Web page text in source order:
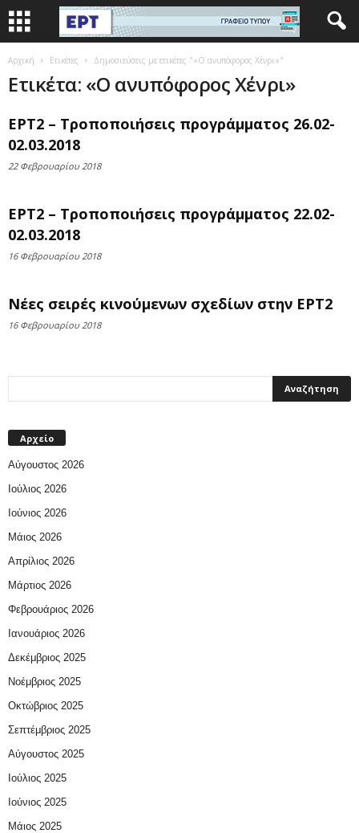
Αρχική Ετικέτες Δημοσιεύσεις με ετικέτες "«Ο ανυπόφορος Χένρι»"
Ετικέτα: «Ο ανυπόφορος Χένρι»
ΕΡΤ2 – Τροποποιήσεις προγράμματος 26.02-
02.03.2018
22 Φεβρουαρίου 2018
ΕΡΤ2 – Τροποποιήσεις προγράμματος 22.02-
02.03.2018
16 Φεβρουαρίου 2018
Νέες σειρές κινούμενων σχεδίων στην ΕΡΤ2
16 Φεβρουαρίου 2018
Αρχείο
Αύγουστος 2026
Ιούλιος 2026
Ιούνιος 2026
Μάιος 2026
Απρίλιος 2026
Μάρτιος 2026
Φεβρουάριος 2026
Ιανουάριος 2026
Δεκέμβριος 2025
Νοέμβριος 2025
Οκτώβριος 2025
Σεπτέμβριος 2025
Αύγουστος 2025
Ιούλιος 2025
Ιούνιος 2025
Μάιος 2025